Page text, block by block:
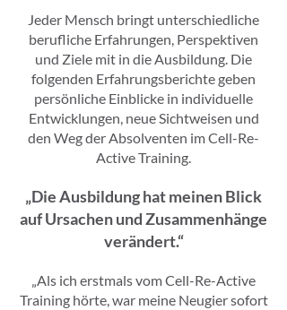
Jeder Mensch bringt unterschiedliche
berufliche Erfahrungen, Perspektiven
und Ziele mit in die Ausbildung. Die
folgenden Erfahrungsberichte geben
persönliche Einblicke in individuelle
Entwicklungen, neue Sichtweisen und
den Weg der Absolventen im Cell-Re-
Active Training.
„Die Ausbildung hat meinen Blick
auf Ursachen und Zusammenhänge
verändert.“
„Als ich erstmals vom Cell-Re-Active
Training hörte, war meine Neugier sofort